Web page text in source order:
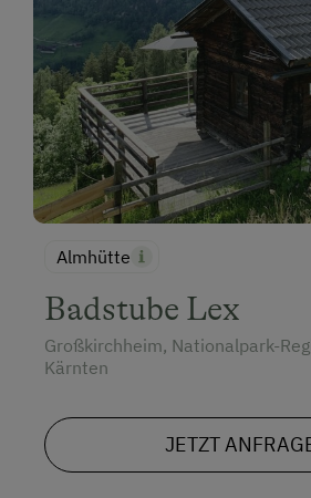
Almhütte
Badstube Lex
Großkirchheim, Nationalpark-
Kärnten
JETZT